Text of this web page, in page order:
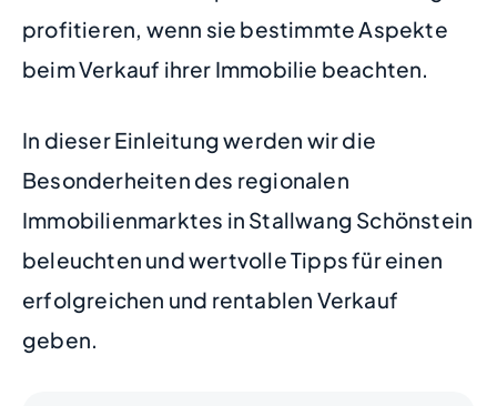
profitieren, wenn sie bestimmte Aspekte
beim Verkauf ihrer Immobilie beachten.
In dieser Einleitung werden wir die
Besonderheiten des regionalen
Immobilienmarktes in Stallwang Schönstein
beleuchten und wertvolle Tipps für einen
erfolgreichen und rentablen Verkauf
geben.